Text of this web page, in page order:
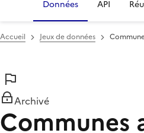
Données API
Accueil Jeux de données
Archivé
Communes